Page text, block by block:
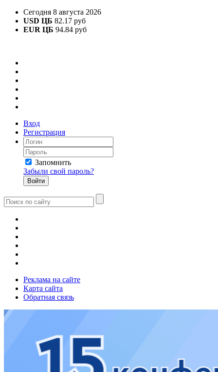
Сегодня 8 августа 2026
USD ЦБ 82.17 руб
EUR ЦБ 94.84 руб
Вход
Регистрация
Запомнить
Забыли свой пароль?
Реклама на сайте
Карта сайта
Обратная связь